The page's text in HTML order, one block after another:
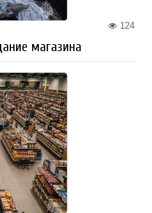
124
магазина